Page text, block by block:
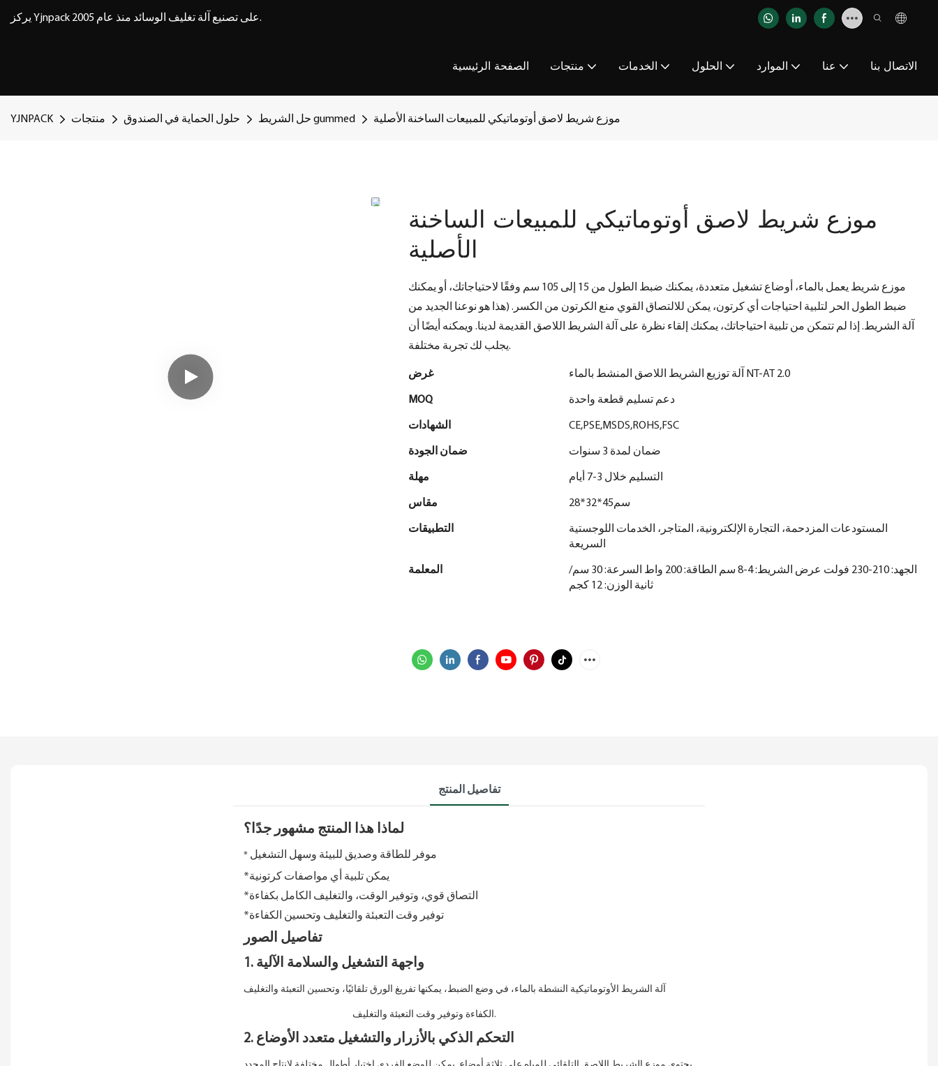
يركز Yjnpack على تصنيع آلة تغليف الوسائد منذ عام 2005.
الصفحة الرئيسية منتجات الخدمات الحلول الموارد عنا الاتصال بنا
YJNPACK منتجات حلول الحماية في الصندوق حل الشريط gummed موزع شريط لاصق أوتوماتيكي للمبيعات الساخنة الأصلية
موزع شريط لاصق أوتوماتيكي للمبيعات الساخنة
الأصلية
موزع شريط يعمل بالماء، أوضاع تشغيل متعددة، يمكنك ضبط الطول من 15 إلى 105 سم وفقًا لاحتياجاتك، أو يمكنك
ضبط الطول الحر لتلبية احتياجات أي كرتون، يمكن للالتصاق القوي منع الكرتون من الكسر. (هذا هو نوعنا الجديد من
آلة الشريط. إذا لم تتمكن من تلبية احتياجاتك، يمكنك إلقاء نظرة على آلة الشريط اللاصق القديمة لدينا. ويمكنه أيضًا أن
يجلب لك تجربة مختلفة.
غرض آلة توزيع الشريط اللاصق المنشط بالماء NT-AT 2.0
MOQ دعم تسليم قطعة واحدة
الشهادات CE,PSE,MSDS,ROHS,FSC
ضمان الجودة ضمان لمدة 3 سنوات
مهلة التسليم خلال 3-7 أيام
مقاس سم45*32*28
التطبيقات
المستودعات المزدحمة، التجارة الإلكترونية، المتاجر، الخدمات اللوجستية
السريعة
المعلمة
الجهد: 210-230 فولت عرض الشريط: 4-8 سم الطاقة: 200 واط السرعة: 30 سم/
ثانية الوزن: 12 كجم
تفاصيل المنتج
لماذا هذا المنتج مشهور جدًا؟
* موفر للطاقة وصديق للبيئة وسهل التشغيل
*يمكن تلبية أي مواصفات كرتونية
*التصاق قوي، وتوفير الوقت، والتغليف الكامل بكفاءة
*توفير وقت التعبئة والتغليف وتحسين الكفاءة
تفاصيل الصور
1. واجهة التشغيل والسلامة الآلية
الكفاءة وتوفير وقت التعبئة والتغليف.
2. التحكم الذكي بالأزرار والتشغيل متعدد الأوضاع